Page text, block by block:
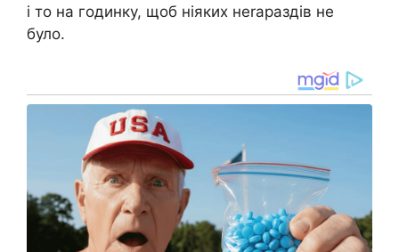
і то на годинку, щоб ніяких неrараздів не
було.